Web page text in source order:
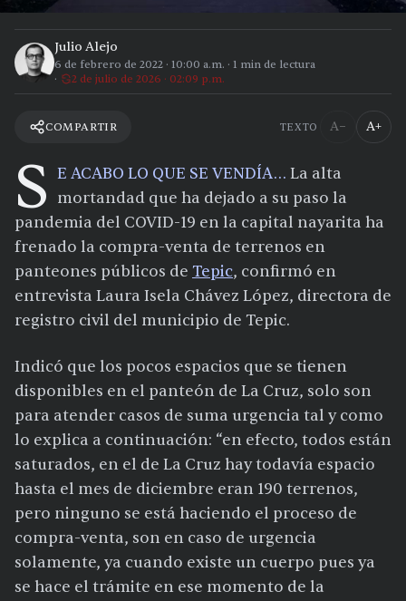
Julio Alejo
6 de febrero de 2022 · 10:00 a.m. · 1 min de lectura
2 de julio de 2026 · 02:09 p.m.
COMPARTIR TEXTO A− A+
S E ACABO LO QUE SE VENDÍA… La alta
mortandad que ha dejado a su paso la
pandemia del COVID-19 en la capital nayarita ha
frenado la compra-venta de terrenos en
panteones públicos de Tepic, confirmó en
entrevista Laura Isela Chávez López, directora de
registro civil del municipio de Tepic.
Indicó que los pocos espacios que se tienen
disponibles en el panteón de La Cruz, solo son
para atender casos de suma urgencia tal y como
lo explica a continuación: “en efecto, todos están
saturados, en el de La Cruz hay todavía espacio
hasta el mes de diciembre eran 190 terrenos,
pero ninguno se está haciendo el proceso de
compra-venta, son en caso de urgencia
solamente, ya cuando existe un cuerpo pues ya
se hace el trámite en ese momento de la